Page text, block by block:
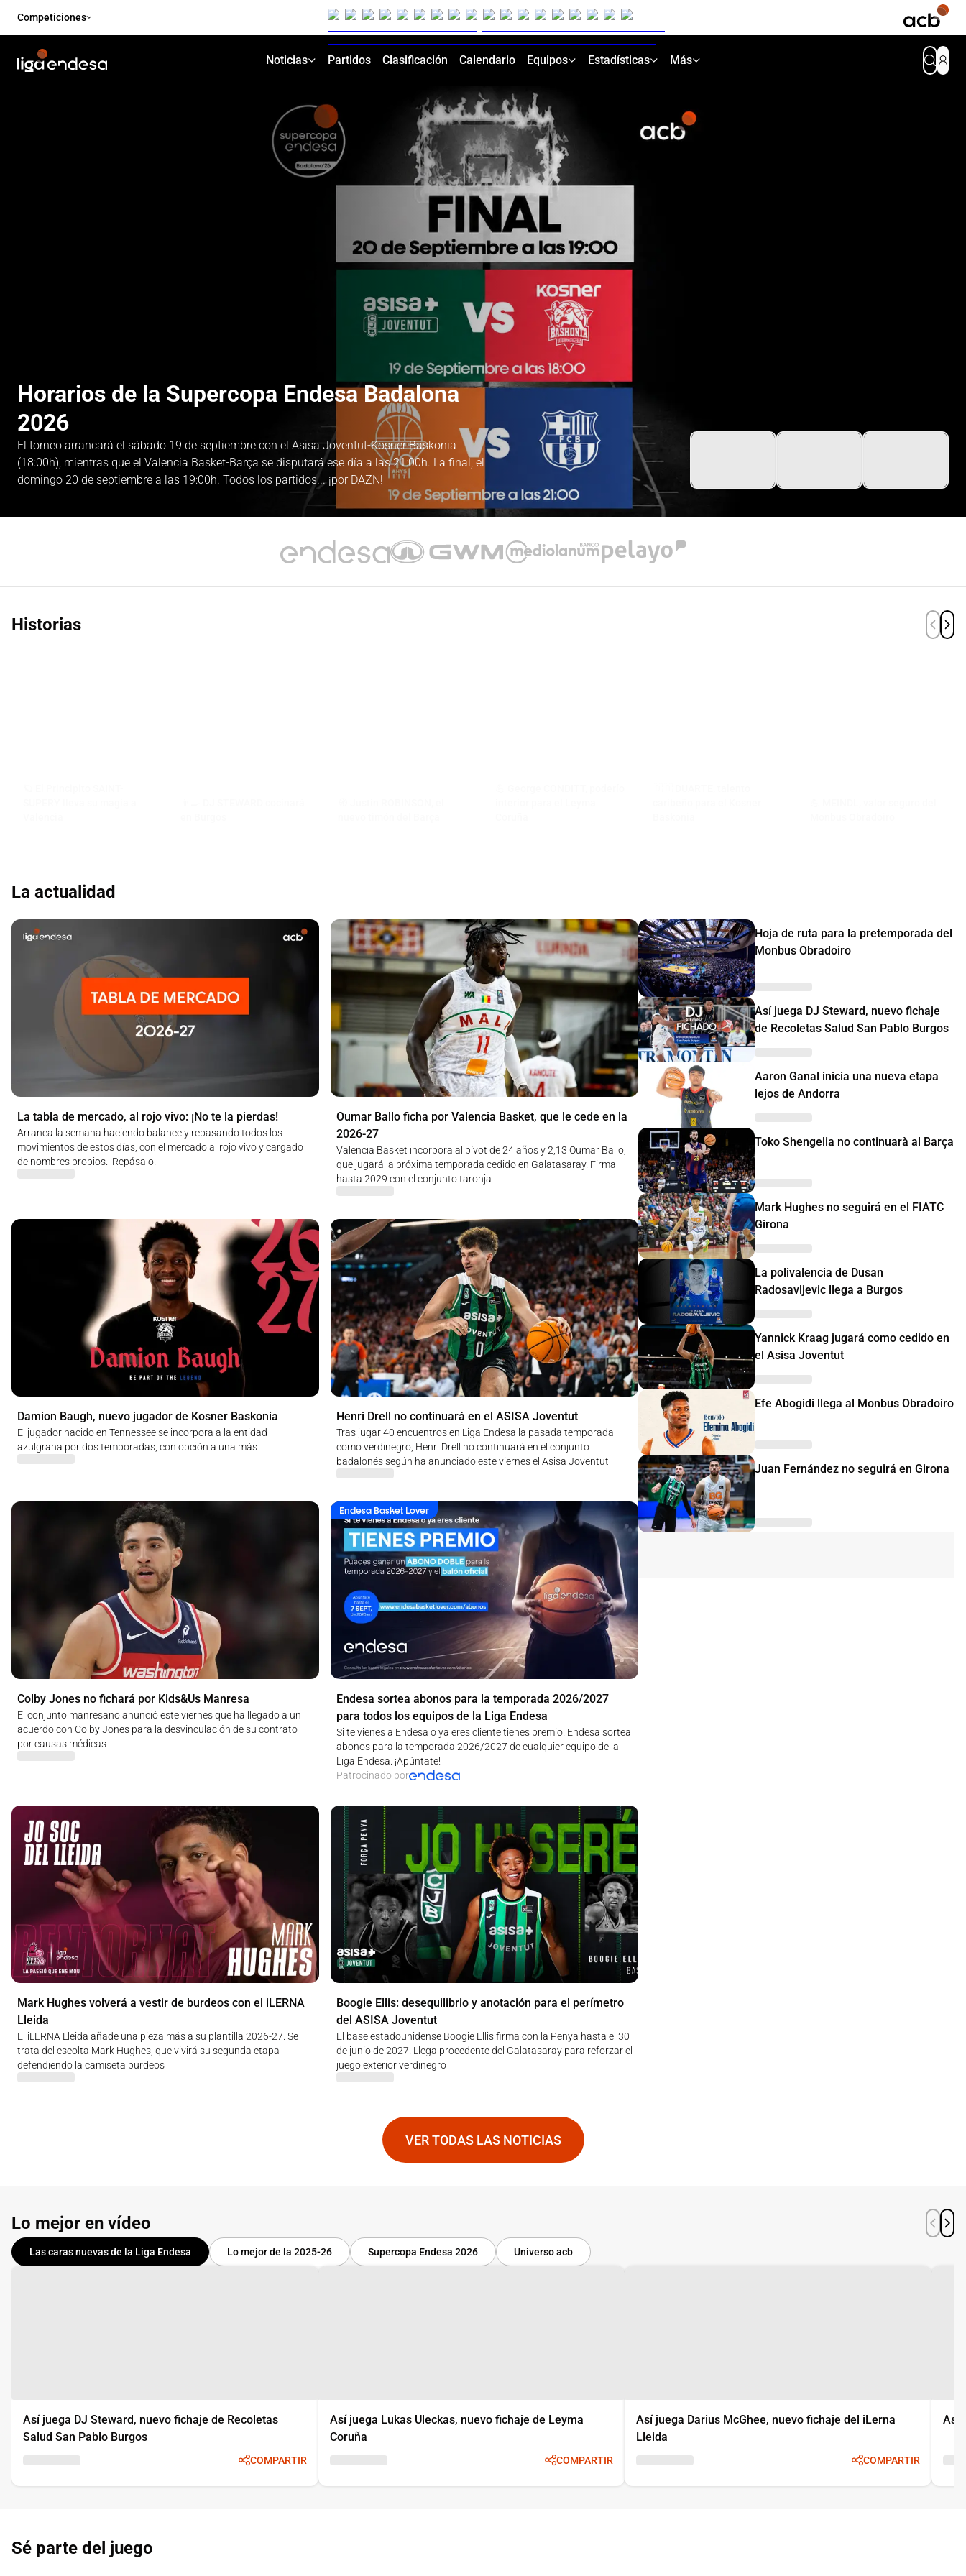
Competiciones
Noticias Partidos Clasificación Calendario Equipos Estadísticas Más
Horarios de la Supercopa Endesa Badalona
2026
El torneo arrancará el sábado 19 de septiembre con el Asisa Joventut-Kosner Baskonia
(18:00h), mientras que el Valencia Basket-Barça se disputará ese día a las 21:00h. La final, el
domingo 20 de septiembre a las 19:00h. Todos los partidos... ¡por DAZN!
Historias
La actualidad
La tabla de mercado, al rojo vivo: ¡No te la pierdas!
Arranca la semana haciendo balance y repasando todos los
movimientos de estos días, con el mercado al rojo vivo y cargado
de nombres propios. ¡Repásalo!
Oumar Ballo ficha por Valencia Basket, que le cede en la
2026-27
Valencia Basket incorpora al pívot de 24 años y 2,13 Oumar Ballo,
que jugará la próxima temporada cedido en Galatasaray. Firma
hasta 2029 con el conjunto taronja
Damion Baugh, nuevo jugador de Kosner Baskonia
El jugador nacido en Tennessee se incorpora a la entidad
azulgrana por dos temporadas, con opción a una más
Henri Drell no continuará en el ASISA Joventut
Tras jugar 40 encuentros en Liga Endesa la pasada temporada
como verdinegro, Henri Drell no continuará en el conjunto
badalonés según ha anunciado este viernes el Asisa Joventut
Colby Jones no fichará por Kids&Us Manresa
El conjunto manresano anunció este viernes que ha llegado a un
acuerdo con Colby Jones para la desvinculación de su contrato
por causas médicas
Endesa Basket Lover
Endesa sortea abonos para la temporada 2026/2027
para todos los equipos de la Liga Endesa
Si te vienes a Endesa o ya eres cliente tienes premio. Endesa sortea
abonos para la temporada 2026/2027 de cualquier equipo de la
Liga Endesa. ¡Apúntate!
Patrocinado por
Mark Hughes volverá a vestir de burdeos con el iLERNA
Lleida
El iLERNA Lleida añade una pieza más a su plantilla 2026-27. Se
trata del escolta Mark Hughes, que vivirá su segunda etapa
defendiendo la camiseta burdeos
Boogie Ellis: desequilibrio y anotación para el perímetro
del ASISA Joventut
El base estadounidense Boogie Ellis firma con la Penya hasta el 30
de junio de 2027. Llega procedente del Galatasaray para reforzar el
juego exterior verdinegro
Hoja de ruta para la pretemporada del
Monbus Obradoiro
Así juega DJ Steward, nuevo fichaje
de Recoletas Salud San Pablo Burgos
Aaron Ganal inicia una nueva etapa
lejos de Andorra
Toko Shengelia no continuarà al Barça
Mark Hughes no seguirá en el FIATC
Girona
La polivalencia de Dusan
Radosavljevic llega a Burgos
Yannick Kraag jugará como cedido en
el Asisa Joventut
Efe Abogidi llega al Monbus Obradoiro
Juan Fernández no seguirá en Girona
VER TODAS LAS NOTICIAS
Lo mejor en vídeo
Las caras nuevas de la Liga Endesa Lo mejor de la 2025-26 Supercopa Endesa 2026 Universo acb
Así juega DJ Steward, nuevo fichaje de Recoletas
Salud San Pablo Burgos
COMPARTIR
Así juega Lukas Uleckas, nuevo fichaje de Leyma
Coruña
COMPARTIR
Así juega Darius McGhee, nuevo fichaje del iLerna
Lleida
COMPARTIR
Así
Sé parte del juego